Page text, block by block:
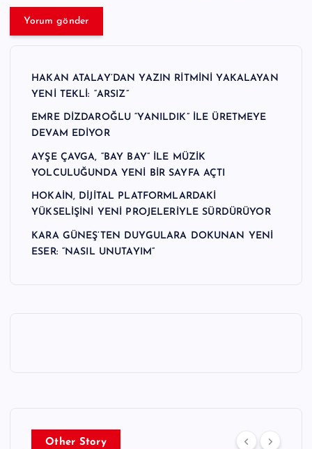
HAKAN ATALAY’DAN YAZIN RİTMİNİ YAKALAYAN
YENİ TEKLİ: “ARSIZ”
EMRE DİZDAROĞLU “YANILDIK” İLE ÜRETMEYE
DEVAM EDİYOR
AYŞE ÇAVGA, “BAY BAY” İLE MÜZİK
YOLCULUĞUNDA YENİ BİR SAYFA AÇTI
HOKAİN, DİJİTAL PLATFORMLARDAKİ
YÜKSELİŞİNİ YENİ PROJELERİYLE SÜRDÜRÜYOR
KARA GÜNEŞ’TEN DUYGULARA DOKUNAN YENİ
ESER: “NASIL UNUTAYIM”
Other Story